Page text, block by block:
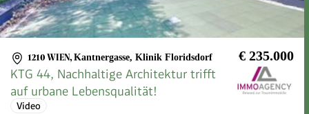
1210 WIEN, Kantnergasse, Klinik Floridsdorf € 235.000
KTG 44, Nachhaltige Architektur trifft
auf urbane Lebensqualität!
Video